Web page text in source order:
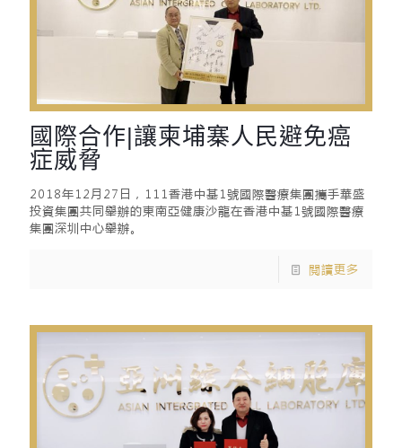
國際合作|讓柬埔寨人民避免癌
症威脅
2018年12月27日，111香港中基1號國際醫療集團攜手華盛
投資集團共同舉辦的東南亞健康沙龍在香港中基1號國際醫療
集團深圳中心舉辦。
閱讀更多